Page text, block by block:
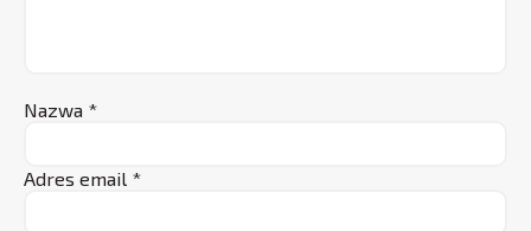
Nazwa *
Adres email *